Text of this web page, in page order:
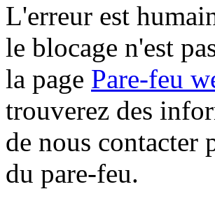
L'erreur est
le blocage n'est
la page Pare-feu
trouverez des
de nous contacter
du pare-feu.